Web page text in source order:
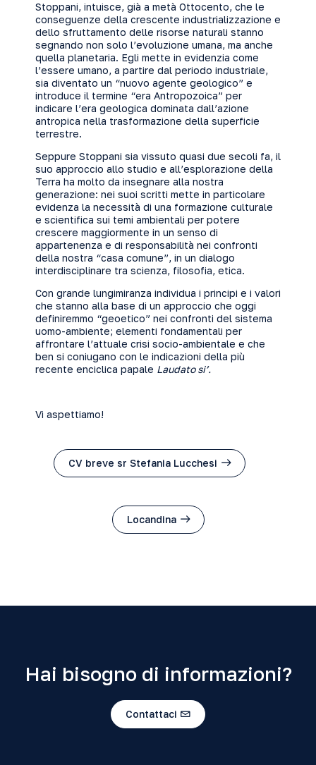
Stoppani, intuisce, già a metà Ottocento, che le
conseguenze della crescente industrializzazione e
dello sfruttamento delle risorse naturali stanno
segnando non solo l’evoluzione umana, ma anche
quella planetaria. Egli mette in evidenzia come
l’essere umano, a partire dal periodo industriale,
sia diventato un “nuovo agente geologico” e
introduce il termine “era Antropozoica” per
indicare l’era geologica dominata dall’azione
antropica nella trasformazione della superficie
terrestre.
Seppure Stoppani sia vissuto quasi due secoli fa, il
suo approccio allo studio e all’esplorazione della
Terra ha molto da insegnare alla nostra
generazione: nei suoi scritti mette in particolare
evidenza la necessità di una formazione culturale
e scientifica sui temi ambientali per potere
crescere maggiormente in un senso di
appartenenza e di responsabilità nei confronti
della nostra “casa comune”, in un dialogo
interdisciplinare tra scienza, filosofia, etica.
Con grande lungimiranza individua i principi e i valori
che stanno alla base di un approccio che oggi
definiremmo “geoetico” nei confronti del sistema
uomo-ambiente; elementi fondamentali per
affrontare l’attuale crisi socio-ambientale e che
ben si coniugano con le indicazioni della più
recente enciclica papale Laudato si’.
Vi aspettiamo!
CV breve sr Stefania Lucchesi
Locandina
Hai bisogno di informazioni?
Contattaci